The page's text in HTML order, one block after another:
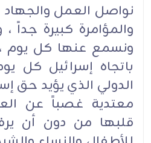
نواصل العمل والجهاد
والمؤامرة كبيرة جداً ،
ونسمع عنها كل يوم ،
باتجاه إسرائيل كل
الدولي الذي يؤيد حق
معتدية غصباً عن
قلبها من دون أن